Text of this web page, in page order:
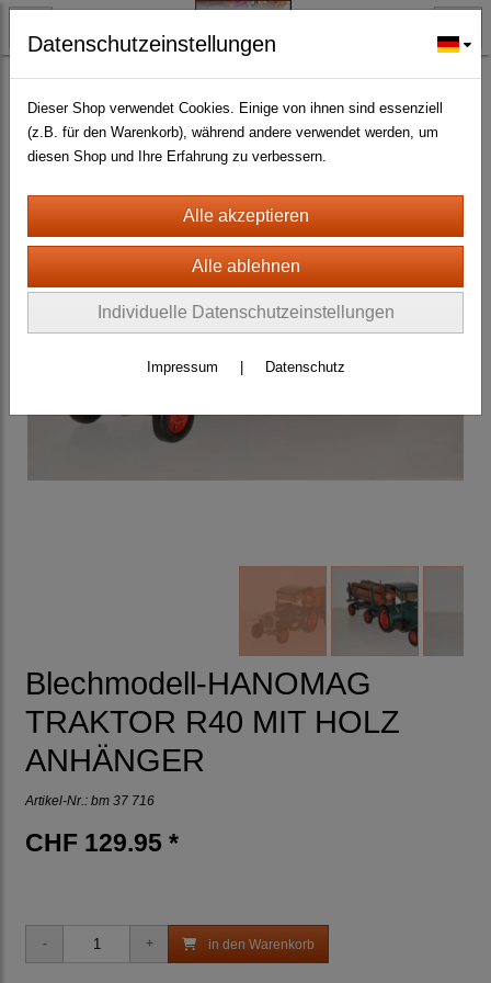
BLECHMODELLE + BLECHSPIELWAREN ANTIK
Nostalgie Blechminiaturen+Blechspielwaren(101)
Blechmodell-HANOMAG
TRAKTOR R40 MIT HOLZ
ANHÄNGER
Artikel-Nr.: bm 37 716
CHF 129.95 *
in den Warenkorb
Datenschutzeinstellungen
Dieser Shop verwendet Cookies. Einige von ihnen sind essenziell
(z.B. für den Warenkorb), während andere verwendet werden, um
diesen Shop und Ihre Erfahrung zu verbessern.
Individuelle Datenschutzeinstellungen
Impressum Datenschutz